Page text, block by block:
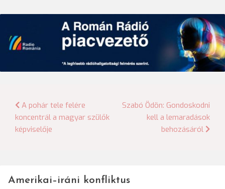
Bejegyzés
navigáció
A pohár tele felére
koncentrál a magyar szülők
képviselője
Szabó Ödön: Gondoskodni
kell a lemaradások
behozásáról
Amerikai–iráni konfliktus